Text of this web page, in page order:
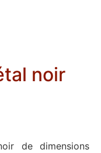
noir
de dimensions